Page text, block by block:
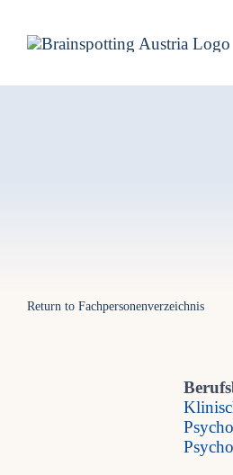
content
Return to Fachpersonenverzeichnis